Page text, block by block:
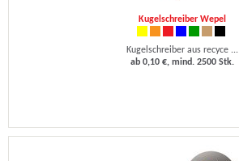
Kugelschreiber Wepel
Kugelschreiber aus recyce ...
ab 0,10 €, mind. 2500 Stk.